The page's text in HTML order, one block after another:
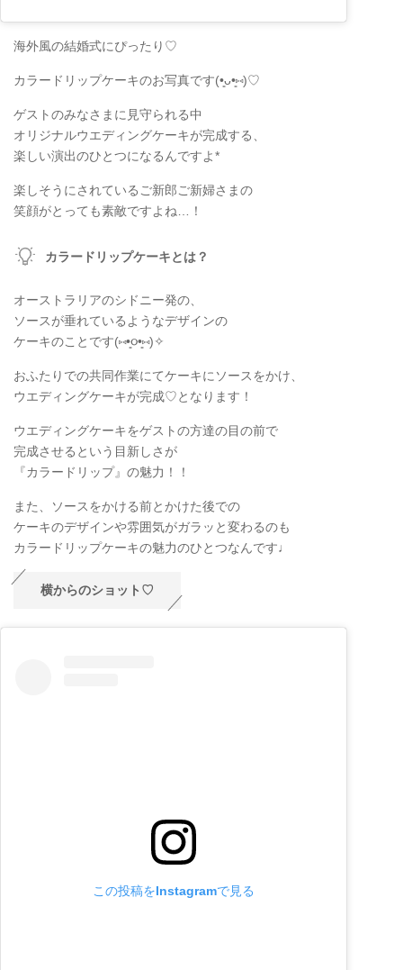
海外風の結婚式にぴったり♡
カラードリップケーキのお写真です(•͈ᴗ•͈⑅)♡
ゲストのみなさまに見守られる中
オリジナルウエディングケーキが完成する、
楽しい演出のひとつになるんですよ*
楽しそうにされているご新郎ご新婦さまの
笑顔がとっても素敵ですよね…！
カラードリップケーキとは？
オーストラリアのシドニー発の、
ソースが垂れているようなデザインの
ケーキのことです(⑅•͈૦•͈⑅)✧
おふたりでの共同作業にてケーキにソースをかけ、
ウエディングケーキが完成♡となります！
ウエディングケーキをゲストの方達の目の前で
完成させるという目新しさが
『カラードリップ』の魅力！！
また、ソースをかける前とかけた後での
ケーキのデザインや雰囲気がガラッと変わるのも
カラードリップケーキの魅力のひとつなんです♩
横からのショット♡
この投稿をInstagramで見る